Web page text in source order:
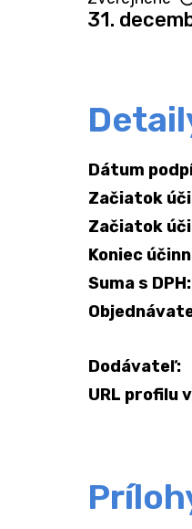
31.
Dátum
Začiatok
Začiatok
Koniec
Suma s DPH:
Dodávateľ:
URL profilu